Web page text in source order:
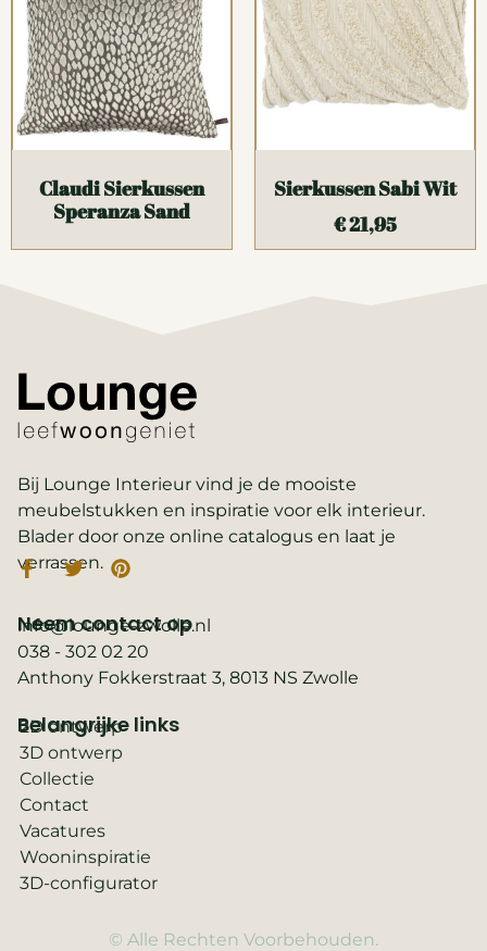
Claudi Sierkussen
Speranza Sand
Sierkussen Sabi Wit
€21,95
Bij Lounge Interieur vind je de mooiste
meubelstukken en inspiratie voor elk interieur.
Blader door onze online catalogus en laat je
verrassen.
Belangrijke links
2D ontwerp
3D ontwerp
Collectie
Contact
Vacatures
Wooninspiratie
3D-configurator
Neem contact op
info@lounge-zwolle.nl
038 - 302 02 20
Anthony Fokkerstraat 3, 8013 NS Zwolle
© Alle Rechten Voorbehouden.